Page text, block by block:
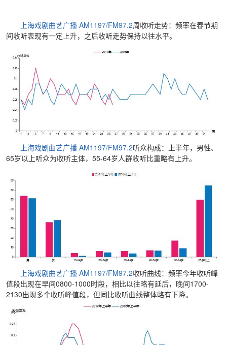
上海戏剧曲艺广播 AM1197/FM97.2周收听走势：频率在春节期
间收听表现有一定上升，之后收听走势保持以往水平。
上海戏剧曲艺广播 AM1197/FM97.2听众构成：上半年，男性、
65岁以上听众为收听主体，55-64岁人群收听比重略有上升。
上海戏剧曲艺广播 AM1197/FM97.2收听曲线：频率今年收听峰
值段出现在早间0800-1000时段，相比以往略有延后，晚间1700-
2130出现多个收听峰值段，但同比收听曲线整体略有下降。